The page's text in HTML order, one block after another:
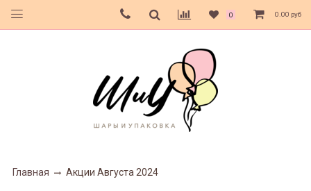
0 0.00 руб
Главная Акции Августа 2024